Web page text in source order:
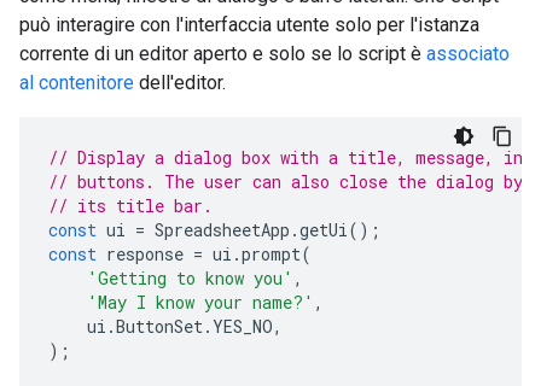
può interagire con l'interfaccia utente solo per l'istanza
corrente di un editor aperto e solo se lo script è associato
al contenitore dell'editor.
// Display a dialog box with a title, message,
// buttons. The user can also close the dialog
// its title bar.
const ui = SpreadsheetApp .getUi();
const response = ui .prompt(
'Getting to know you' ,
'May I know your name?' ,
ui .ButtonSet. YES_NO,
);